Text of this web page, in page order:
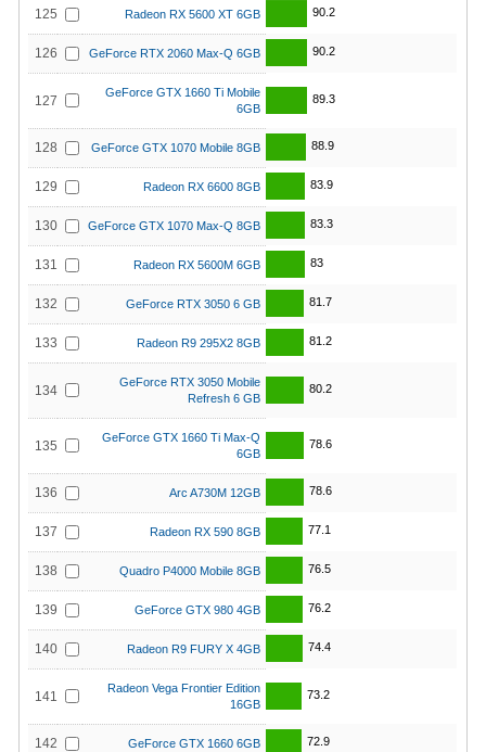
125 Radeon RX 5600 XT 6GB 90.2
126 GeForce RTX 2060 Max-Q 6GB 90.2
127
GeForce GTX 1660 Ti Mobile
6GB
89.3
128 GeForce GTX 1070 Mobile 8GB 88.9
129 Radeon RX 6600 8GB 83.9
130 GeForce GTX 1070 Max-Q 8GB 83.3
131 Radeon RX 5600M 6GB 83
132 GeForce RTX 3050 6 GB 81.7
133 Radeon R9 295X2 8GB 81.2
134
GeForce RTX 3050 Mobile
Refresh 6 GB
80.2
135
GeForce GTX 1660 Ti Max-Q
6GB
78.6
136 Arc A730M 12GB 78.6
137 Radeon RX 590 8GB 77.1
138 Quadro P4000 Mobile 8GB 76.5
139 GeForce GTX 980 4GB 76.2
140 Radeon R9 FURY X 4GB 74.4
141
Radeon Vega Frontier Edition
16GB
73.2
142 GeForce GTX 1660 6GB 72.9